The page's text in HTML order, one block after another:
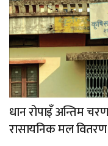
धान रोपाइँ अन्तिम
रासायनिक मल